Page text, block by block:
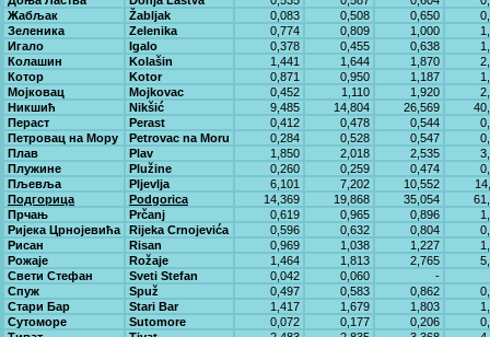
Жабљак
Žabljak 0,083 0,508 0,650
Зеленика
Zelenika 0,774 0,809 1,000
Игало
Igalo 0,378 0,455 0,638
Колашин
Kolašin 1,441 1,644 1,870
Котор
Kotor 0,871 0,950 1,187
Мојковац
Mojkovac 0,452 1,110 1,920
Никшић
Nikšić 9,485 14,804 26,569
Пераст
Perast 0,412 0,478 0,544
Петровац на Мору
Petrovac na Moru 0,284 0,528 0,547
Плав
Plav 1,850 2,018 2,535
Плужине
Plužine 0,260 0,259 0,474
Пљевља
Pljevlja 6,101 7,202 10,552
Подгорица
Podgorica 14,369 19,868 35,054
Прчањ
Prčanj 0,619 0,965 0,896
Ријека Црнојевића
Rijeka Crnojevića 0,596 0,632 0,804
Рисан
Risan 0,969 1,038 1,227
Рожаје
Rožaje 1,464 1,813 2,765
Свети Стефан
Sveti Stefan 0,042 0,060
-
Спуж
Spuž 0,497 0,583 0,862
Стари Бар
Stari Bar 1,417 1,679 1,803
Сутоморе
Sutomore 0,072 0,177 0,206